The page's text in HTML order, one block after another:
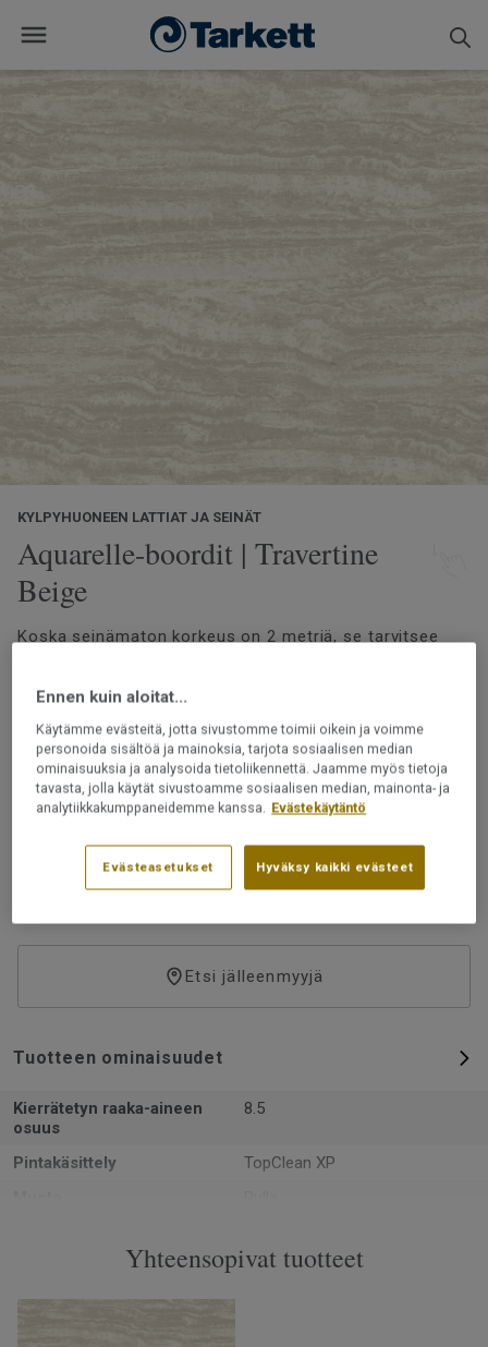
KYLPYHUONEEN LATTIAT JA SEINÄT
Aquarelle-boordit | Travertine
Beige
Koska seinämaton korkeus on 2 metriä, se tarvitsee
samanvärisinä tai -kuosisina kuin valittu
seinämateriaali, mikä mahdollistaa yhtenäisen ja
tyylikkään lopputuloksen.
Vaihtoehtoisesti kokonaan valkoinen boordi luo
raikkaan ja harmonisen ilmeen erityisesti silloin, kun
katto on valkoinen.
Boordi ja seinät valmistetaan eri aikoina, joten sävyissä
voi olla eroja. Päällysteet saa asentaa märkätiloihin
vain ammattilainen.
Lue lisää
Vedenkestävä design
Lankahitsataan
Etsi jälleenmyyjä
Tuotteen ominaisuudet
Kierrätetyn raaka-aineen
osuus
8.5
Pintakäsittely
TopClean XP
Euroopassa Europe
Paino
Yhteensopivat tuotteet
Ennen kuin aloitat...
Käytämme evästeitä, jotta sivustomme toimii oikein ja voimme
personoida sisältöä ja mainoksia, tarjota sosiaalisen median
ominaisuuksia ja analysoida tietoliikennettä. Jaamme myös tietoja
tavasta, jolla käytät sivustoamme sosiaalisen median, mainonta- ja
analytiikkakumppaneidemme kanssa. Evästekäytäntö
Evästeasetukset Hyväksy kaikki evästeet